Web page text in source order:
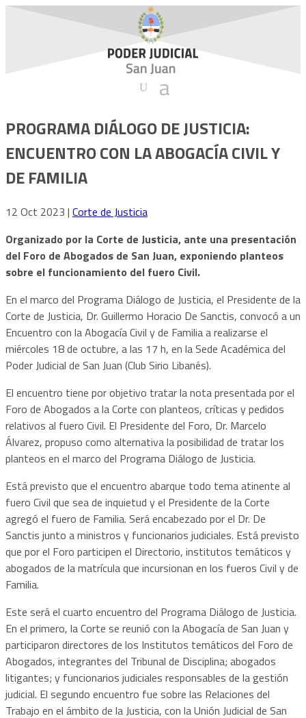
PROGRAMA DIÁLOGO DE JUSTICIA:
ENCUENTRO CON LA ABOGACÍA CIVIL Y
DE FAMILIA
12 Oct 2023 | Corte de Justicia
Organizado por la Corte de Justicia, ante una presentación
del Foro de Abogados de San Juan, exponiendo planteos
sobre el funcionamiento del fuero Civil.
En el marco del Programa Diálogo de Justicia, el Presidente de la
Corte de Justicia, Dr. Guillermo Horacio De Sanctis, convocó a un
Encuentro con la Abogacía Civil y de Familia a realizarse el
miércoles 18 de octubre, a las 17 h, en la Sede Académica del
Poder Judicial de San Juan (Club Sirio Libanés).
El encuentro tiene por objetivo tratar la nota presentada por el
Foro de Abogados a la Corte con planteos, críticas y pedidos
relativos al fuero Civil. El Presidente del Foro, Dr. Marcelo
Álvarez, propuso como alternativa la posibilidad de tratar los
planteos en el marco del Programa Diálogo de Justicia.
Está previsto que el encuentro abarque todo tema atinente al
fuero Civil que sea de inquietud y el Presidente de la Corte
agregó el fuero de Familia. Será encabezado por el Dr. De
Sanctis junto a ministros y funcionarios judiciales. Está previsto
que por el Foro participen el Directorio, institutos temáticos y
abogados de la matrícula que incursionan en los fueros Civil y de
Familia.
Este será el cuarto encuentro del Programa Diálogo de Justicia.
En el primero, la Corte se reunió con la Abogacía de San Juan y
participaron directores de los Institutos temáticos del Foro de
Abogados, integrantes del Tribunal de Disciplina; abogados
litigantes; y funcionarios judiciales responsables de la gestión
judicial. El segundo encuentro fue sobre las Relaciones del
Trabajo en el ámbito de la Justicia, con la Unión Judicial de San